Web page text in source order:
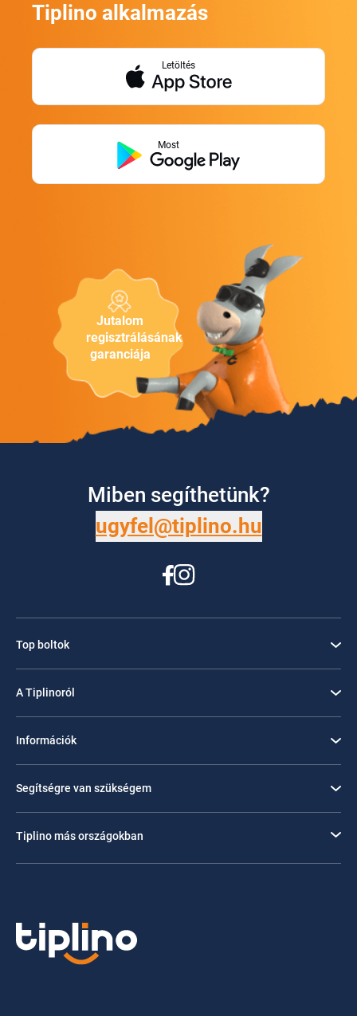
Jutalom
regisztrálásának
garanciája
Tiplino alkalmazás
Letöltés
Most
Miben segíthetünk?
ugyfel@tiplino.hu
Top boltok
A Tiplinoról
Információk
Segítségre van szükségem
Tiplino más országokban